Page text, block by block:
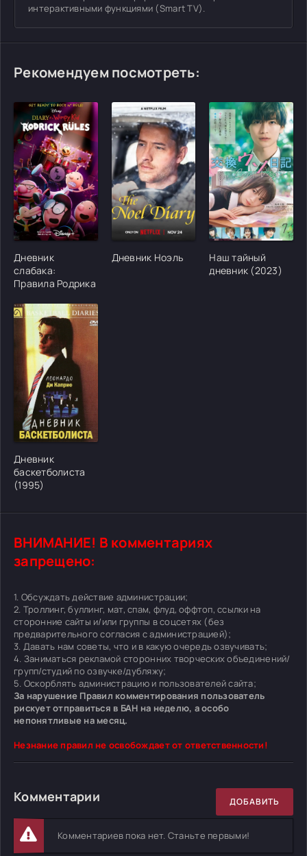
интерактивными функциями (Smart TV).
Рекомендуем посмотреть:
[/xfgiven_cvh_poster_urlcvh_poster_url]
Дневник
слабака:
Правила Родрика
[/xfgiven_cvh_poster_urlcvh_poster_url]
Дневник Ноэль
[/
Наш тайный
дневник (2023)
[/xfgiven_cvh_poster_urlcvh_poster_url]
Дневник
баскетболиста
(1995)
ВНИМАНИЕ! В комментариях
запрещено:
1. Обсуждать действие администрации;
2. Троллинг, буллинг, мат, спам, флуд, оффтоп, ссылки на
сторонние сайты и/или группы в соцсетях (без
предварительного согласия с администрацией);
3. Давать нам советы, что и в какую очередь озвучивать;
4. Заниматься рекламой сторонних творческих объединений/
групп/студий по озвучке/дубляжу;
5. Оскорблять администрацию и пользователей сайта;
За нарушение Правил комментирования пользователь
рискует отправиться в БАН на неделю, а особо
непонятливые на месяц.
Незнание правил не освобождает от ответственности!
Комментарии ДОБАВИТЬ
Комментариев пока нет. Станьте первыми!